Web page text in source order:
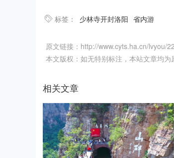
标签： 少林寺开封洛阳 省内游
原文链接：http://www.cyts.ha.cn/lvyou/
本文版权：如无特别标注，本站文章均为
相关文章